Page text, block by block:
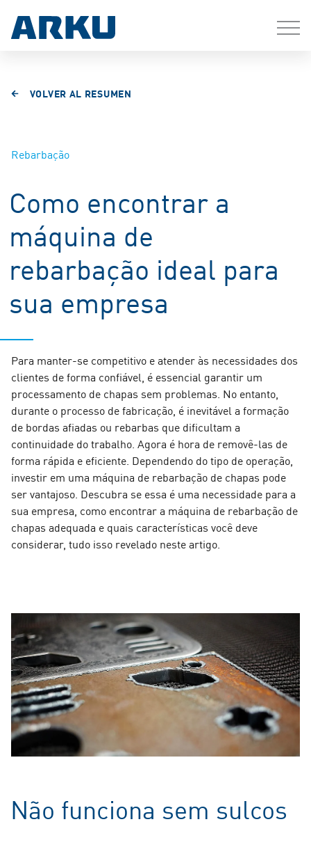
VOLVER AL RESUMEN
Rebarbação
Como encontrar a
máquina de
rebarbação ideal para
sua empresa
Para manter-se competitivo e atender às necessidades dos
clientes de forma confiável, é essencial garantir um
processamento de chapas sem problemas. No entanto,
durante o processo de fabricação, é inevitável a formação
de bordas afiadas ou rebarbas que dificultam a
continuidade do trabalho. Agora é hora de removê-las de
forma rápida e eficiente. Dependendo do tipo de operação,
investir em uma máquina de rebarbação de chapas pode
ser vantajoso. Descubra se essa é uma necessidade para a
sua empresa, como encontrar a máquina de rebarbação de
chapas adequada e quais características você deve
considerar, tudo isso revelado neste artigo.
Não funciona sem sulcos